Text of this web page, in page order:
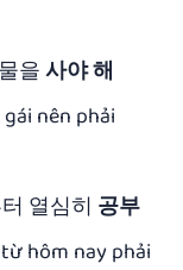
을사야 해
nên phải
열심히 공부
hôm nay phải